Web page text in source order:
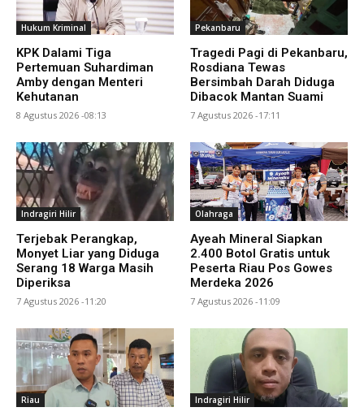
Hukum Kriminal
KPK Dalami Tiga
Pertemuan Suhardiman
Amby dengan Menteri
Kehutanan
8 Agustus 2026 -08:13
Pekanbaru
Tragedi Pagi di Pekanbaru,
Rosdiana Tewas
Bersimbah Darah Diduga
Dibacok Mantan Suami
7 Agustus 2026 -17:11
Indragiri Hilir
Terjebak Perangkap,
Monyet Liar yang Diduga
Serang 18 Warga Masih
Diperiksa
7 Agustus 2026 -11:20
Olahraga
Ayeah Mineral Siapkan
2.400 Botol Gratis untuk
Peserta Riau Pos Gowes
Merdeka 2026
7 Agustus 2026 -11:09
Riau Indragiri Hilir